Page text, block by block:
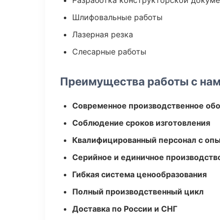
Шлифовальные работы
Лазерная резка
Слесарные работы
Преимущества работы с
Современное производственное
Соблюдение сроков изготовления
Квалифицированный персонал с
Серийное и единичное
Гибкая система ценообразования
Полный производственный цикл
Доставка по России и СНГ